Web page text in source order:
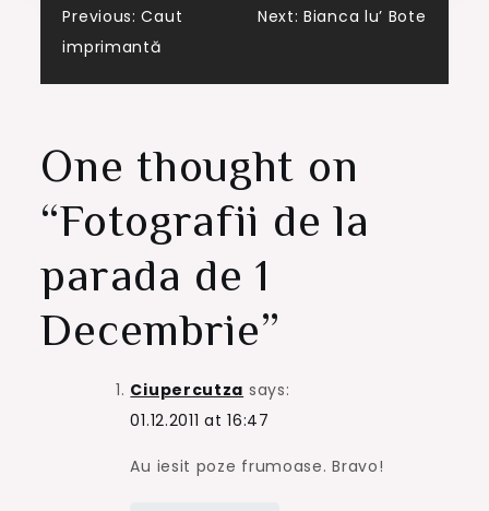
Post
navigation
Previous: Caut
imprimantă
Next: Bianca lu’ Bote
One thought on
“Fotografii de la
parada de 1
Decembrie”
Ciupercutza says:
01.12.2011 at 16:47
Au iesit poze frumoase. Bravo!